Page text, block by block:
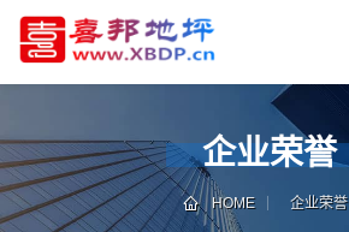
页
中
心
技
术
企业荣誉
HOME 企业荣誉